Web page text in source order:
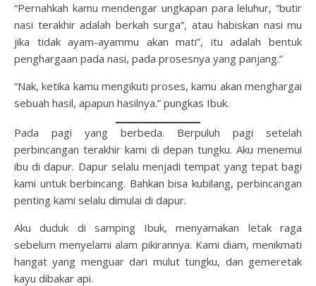
“Pernahkah kamu mendengar ungkapan para leluhur, “butir
nasi terakhir adalah berkah surga”, atau habiskan nasi mu
jika tidak ayam-ayammu akan mati”, itu adalah bentuk
penghargaan pada nasi, pada prosesnya yang panjang.”
“Nak, ketika kamu mengikuti proses, kamu akan menghargai
sebuah hasil, apapun hasilnya.” pungkas Ibuk.
Pada pagi yang berbeda. Berpuluh pagi setelah
perbincangan terakhir kami di depan tungku. Aku menemui
ibu di dapur. Dapur selalu menjadi tempat yang tepat bagi
kami untuk berbincang. Bahkan bisa kubilang, perbincangan
penting kami selalu dimulai di dapur.
Aku duduk di samping Ibuk, menyamakan letak raga
sebelum menyelami alam pikirannya. Kami diam, menikmati
hangat yang menguar dari mulut tungku, dan gemeretak
kayu dibakar api.